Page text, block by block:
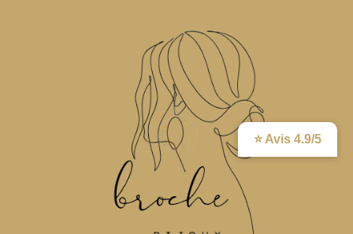
⭐ Avis 4.9/5